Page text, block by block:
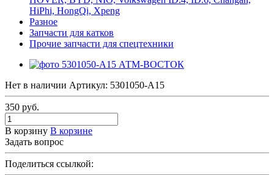
HiPhi, HongQi, Xpeng
Разное
Запчасти для катков
Прочие запчасти для спецтехники
Нет в наличии Артикул: 5301050-A15
350 руб.
В корзину В корзине
Задать вопрос
Поделиться ссылкой: